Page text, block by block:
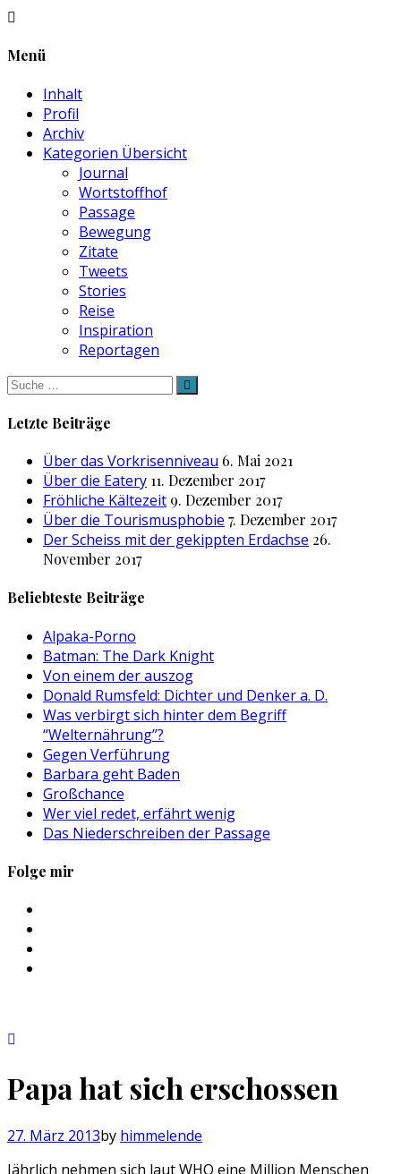
Menü
Inhalt
Profil
Archiv
Kategorien Übersicht
Journal
Wortstoffhof
Passage
Bewegung
Zitate
Tweets
Stories
Reise
Inspiration
Reportagen
Suche
nach:
Letzte Beiträge
Über das Vorkrisenniveau 6. Mai 2021
Über die Eatery 11. Dezember 2017
Fröhliche Kältezeit 9. Dezember 2017
Über die Tourismusphobie 7. Dezember 2017
Der Scheiss mit der gekippten Erdachse 26.
November 2017
Beliebteste Beiträge
Alpaka-Porno
Batman: The Dark Knight
Von einem der auszog
Donald Rumsfeld: Dichter und Denker a. D.
Was verbirgt sich hinter dem Begriff
“Welternährung”?
Gegen Verführung
Barbara geht Baden
Großchance
Wer viel redet, erfährt wenig
Das Niederschreiben der Passage
Folge mir
Papa hat sich erschossen
27. März 2013by himmelende
Jährlich nehmen sich laut WHO eine Million Menschen